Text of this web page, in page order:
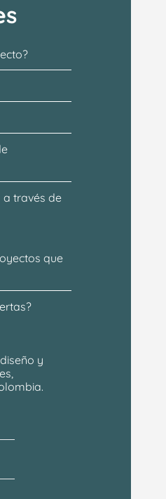
a través de
que
diseño y